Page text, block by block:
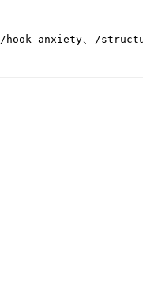
/hook-anxiety、 /